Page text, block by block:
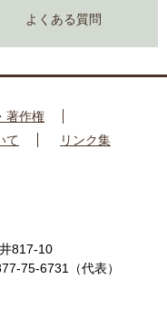
よくある質問
著作権
て リンク集
817-10
75-6731（代表）